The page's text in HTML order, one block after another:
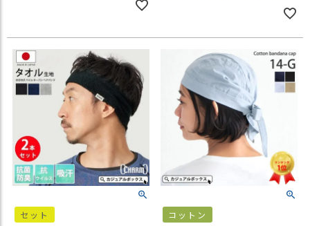
セット コットン